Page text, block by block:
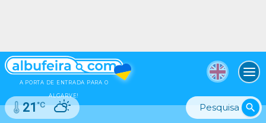
A PORTA DE ENTRADA PARA O
ALGARVE!
search
21°C